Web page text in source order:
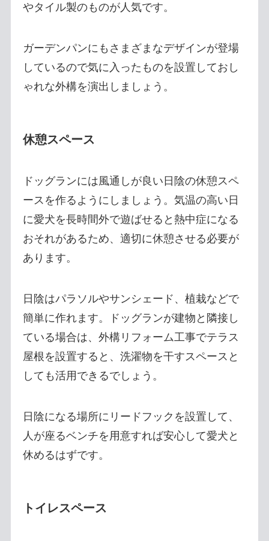
やタイル製のものが人気です。
ガーデンパンにもさまざまなデザインが登場
しているので気に入ったものを設置しておし
ゃれな外構を演出しましょう。
休憩スペース
ドッグランには風通しが良い日陰の休憩スペ
ースを作るようにしましょう。気温の高い日
に愛犬を長時間外で遊ばせると熱中症になる
おそれがあるため、適切に休憩させる必要が
あります。
日陰はパラソルやサンシェード、植栽などで
簡単に作れます。ドッグランが建物と隣接し
ている場合は、外構リフォーム工事でテラス
屋根を設置すると、洗濯物を干すスペースと
しても活用できるでしょう。
日陰になる場所にリードフックを設置して、
人が座るベンチを用意すれば安心して愛犬と
休めるはずです。
トイレスペース